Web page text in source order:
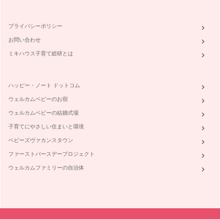
小学校受験のお試験は目前ですね。面接は始まっているかもし
れませんね。中学受験も、まもなく受…
そろそろ、長袖が恋しくなる季節。ショーウィンドーのディス
プレーも、秋冬ファッションに変わっ…
子供が居てもスタイリッシュなお部屋☆インテリアの色彩
やっと、朝晩は涼しくなって、秋の気配を感じられるようにな
子供の成長と色彩(赤ちゃん編)
私達は、産まれたばかりの時から、沢山の色に囲まれて過ごし
ています。 …
プライバシーポリシー
お問い合わせ
ミキハウス子育て総研とは
ハッピー・ノート ドットコム
ウェルカムベビーのお宿
ウェルカムベビーの結婚式場
子育てにやさしい住まいと環境
ベビーズヴァカンスタウン
ファーストバースデープロジェクト
ウェルカムファミリーの自治体